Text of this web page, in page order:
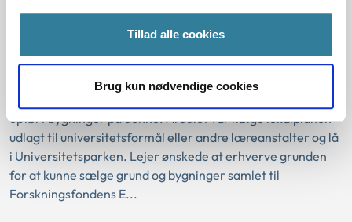
Tillad alle cookies
Brug kun nødvendige cookies
Afslag
Markedspris
Udbud af fast ejendom
Aarhus kommune ønskede at sælge et grundareal til
opført bygninger på denne. Arealet var ifølge lokalplanen
udlagt til universitetsformål eller andre læreanstalter og lå
i Universitetsparken. Lejer ønskede at erhverve grunden
for at kunne sælge grund og bygninger samlet til
Forskningsfondens E...